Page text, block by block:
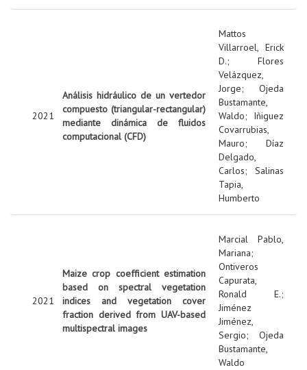
2021
Análisis hidráulico de un vertedor
compuesto (triangular-rectangular)
mediante dinámica de fluidos
computacional (CFD)
Mattos
Villarroel, Erick
D.; Flores
Velázquez,
Jorge; Ojeda
Bustamante,
Waldo; Iñiguez
Covarrubias,
Mauro; Díaz
Delgado,
Carlos; Salinas
Tapia,
Humberto
2021
Maize crop coefficient estimation
based on spectral vegetation
indices and vegetation cover
fraction derived from UAV-based
multispectral images
Marcial Pablo,
Mariana;
Ontiveros
Capurata,
Ronald E.;
Jiménez
Jiménez,
Sergio; Ojeda
Bustamante,
Waldo